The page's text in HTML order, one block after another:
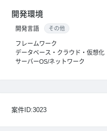
開発環境
開発言語 その他
フレームワーク
データベース・クラウド・仮想化
サーバーOS/ネットワーク
案件ID:3023